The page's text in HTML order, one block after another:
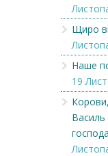
Щиро
Наше
19
Василь